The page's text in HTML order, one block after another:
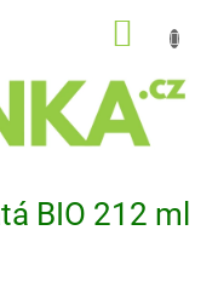
BIO 212 ml